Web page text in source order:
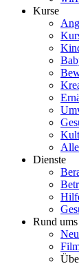
Kurse
Dienste
Rund